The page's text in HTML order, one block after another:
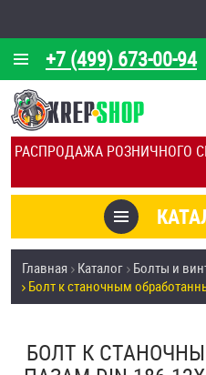
РАСПРОДАЖА РОЗНИЧНОГО
+7 (499) 673-00-94
О КОМПАНИИ
КАЛЬКУЛЯТОР
ОТЗЫВЫ
УСЛУГИ
СКИДКИ
ОПТ
Товары со скидкой
Анкеры
Антивандальный
Главная Каталог Болты и
Болт к станочным
БОЛТ К